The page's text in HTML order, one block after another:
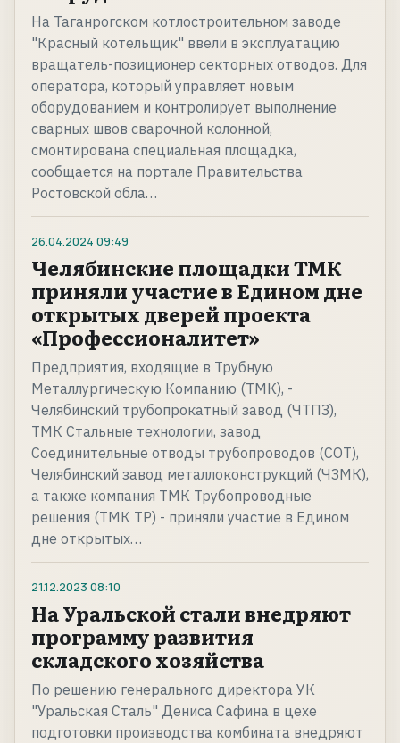
На Таганрогском котлостроительном заводе
"Красный котельщик" ввели в эксплуатацию
вращатель-позиционер секторных отводов. Для
оператора, который управляет новым
оборудованием и контролирует выполнение
сварных швов сварочной колонной,
смонтирована специальная площадка,
сообщается на портале Правительства
Ростовской обла…
26.04.2024 09:49
Челябинские площадки ТМК
приняли участие в Едином дне
открытых дверей проекта
«Профессионалитет»
Предприятия, входящие в Трубную
Металлургическую Компанию (ТМК), -
Челябинский трубопрокатный завод (ЧТПЗ),
ТМК Стальные технологии, завод
Соединительные отводы трубопроводов (СОТ),
Челябинский завод металлоконструкций (ЧЗМК),
а также компания ТМК Трубопроводные
решения (ТМК ТР) - приняли участие в Едином
дне открытых…
21.12.2023 08:10
На Уральской стали внедряют
программу развития
складского хозяйства
По решению генерального директора УК
"Уральская Сталь" Дениса Сафина в цехе
подготовки производства комбината внедряют